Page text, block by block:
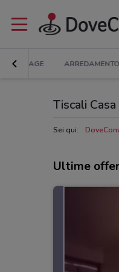
BRICOLAGE ARREDAMENTO
Tiscali
Sei qui:
Ultime